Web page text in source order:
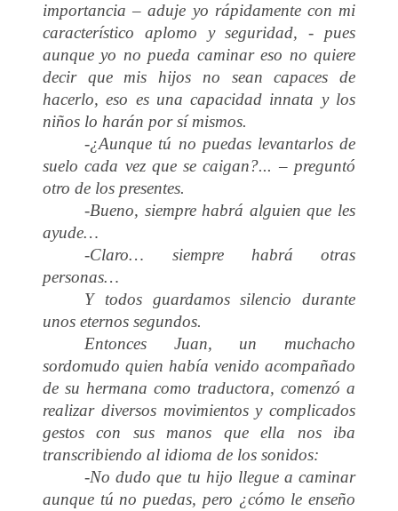
importancia – aduje yo rápidamente con mi
característico aplomo y seguridad, - pues
aunque yo no pueda caminar eso no quiere
decir que mis hijos no sean capaces de
hacerlo, eso es una capacidad innata y los
niños lo harán por sí mismos.
-¿Aunque tú no puedas levantarlos de
suelo cada vez que se caigan?... – preguntó
otro de los presentes.
-Bueno, siempre habrá alguien que les
ayude…
-Claro… siempre habrá otras
personas…
Y todos guardamos silencio durante
unos eternos segundos.
Entonces Juan, un muchacho
sordomudo quien había venido acompañado
de su hermana como traductora, comenzó a
realizar diversos movimientos y complicados
gestos con sus manos que ella nos iba
transcribiendo al idioma de los sonidos:
-No dudo que tu hijo llegue a caminar
aunque tú no puedas, pero ¿cómo le enseño